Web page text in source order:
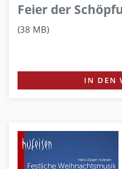
Feier der
(38 MB)
IN DEN